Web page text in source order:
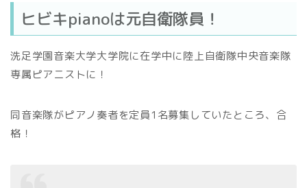
ヒビキpianoは元自衛隊員！
洗足学園音楽大学大学院に在学中に陸上自衛隊中央音楽隊
専属ピアニストに！
同音楽隊がピアノ奏者を定員1名募集していたところ、合
格！